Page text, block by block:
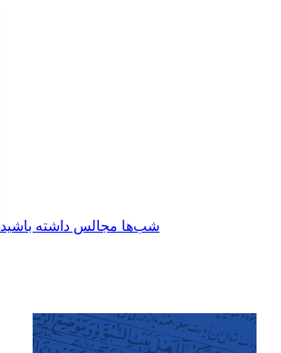
شب‌ها مجالس داشته باشید